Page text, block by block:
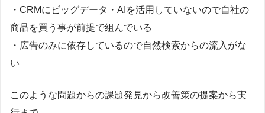
・CRMにビッグデータ・AIを活用していないので自社の
商品を買う事が前提で組んでいる
・広告のみに依存しているので自然検索からの流入がな
い
このような問題からの課題発見から改善策の提案から実